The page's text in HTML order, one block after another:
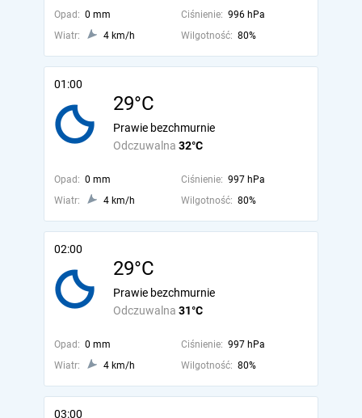
Opad: 0 mm Ciśnienie: 996 hPa
Wiatr:
4 km/h Wilgotność: 80%
01:00
29°C
Odczuwalna 32°C
Prawie bezchmurnie
Opad: 0 mm Ciśnienie: 997 hPa
Wiatr:
4 km/h Wilgotność: 80%
02:00
29°C
Odczuwalna 31°C
Prawie bezchmurnie
Opad: 0 mm Ciśnienie: 997 hPa
Wiatr:
4 km/h Wilgotność: 80%
03:00